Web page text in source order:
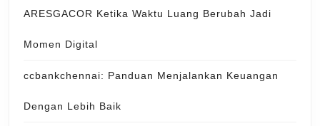
ARESGACOR Ketika Waktu Luang Berubah Jadi
Momen Digital
ccbankchennai: Panduan Menjalankan Keuangan
Dengan Lebih Baik